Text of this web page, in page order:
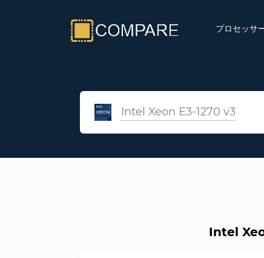
プロセッサ
Intel Xeon E3-1270 v3
Intel